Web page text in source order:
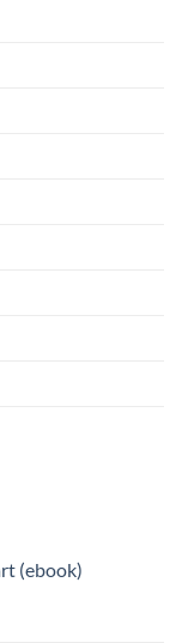
(ebook)